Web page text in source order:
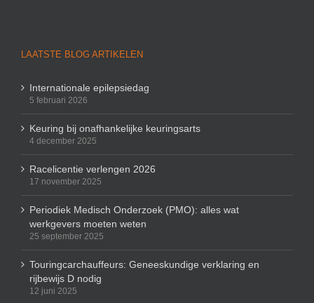
LAATSTE BLOG ARTIKELEN
Internationale epilepsiedag
5 februari 2026
Keuring bij onafhankelijke keuringsarts
4 december 2025
Racelicentie verlengen 2026
17 november 2025
Periodiek Medisch Onderzoek (PMO): alles wat
werkgevers moeten weten
25 september 2025
Touringcarchauffeurs: Geneeskundige verklaring en
rijbewijs D nodig
12 juni 2025